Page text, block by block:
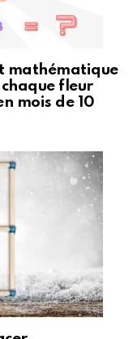
mathématique
fleur
mois de 10